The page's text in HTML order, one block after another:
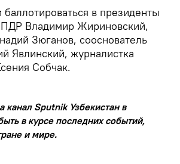
в президенты
Владимир Жириновский,
Зюганов, сооснователь
Явлинский, журналистка
Собчак.
канал Sputnik Узбекистан в
в курсе последних событий,
и мире.